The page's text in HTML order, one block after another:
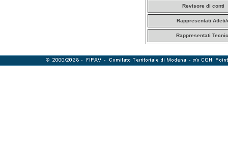
Revisore di conti
Rappresentati Atleti/
Rappresentati